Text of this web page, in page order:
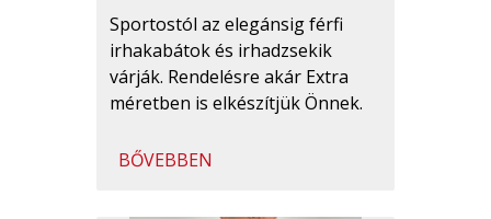
Sportostól az elegánsig férfi
irhakabátok és irhadzsekik
várják. Rendelésre akár Extra
méretben is elkészítjük Önnek.
BŐVEBBEN